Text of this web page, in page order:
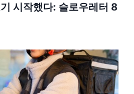
시작했다: 슬로우레터 8